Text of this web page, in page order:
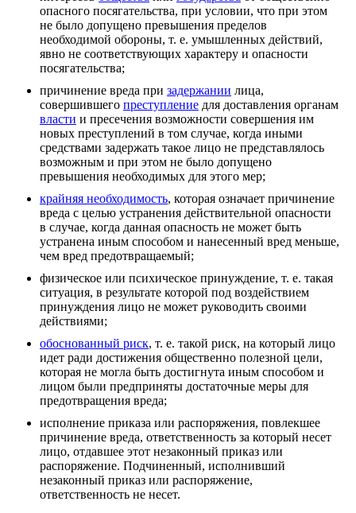
опасного посягательства, при условии, что при этом
не было допущено превышения пределов
необходимой обороны, т. е. умышленных действий,
явно не соответствующих характеру и опасности
посягательства;
причинение вреда при задержании лица,
совершившего преступление для доставления органам
власти и пресечения возможности совершения им
новых преступлений в том случае, когда иными
средствами задержать такое лицо не представлялось
возможным и при этом не было допущено
превышения необходимых для этого мер;
крайняя необходимость, которая означает причинение
вреда с целью устранения действительной опасности
в случае, когда данная опасность не может быть
устранена иным способом и нанесенный вред меньше,
чем вред предотвращаемый;
физическое или психическое принуждение, т. е. такая
ситуация, в результате которой под воздействием
принуждения лицо не может руководить своими
действиями;
обоснованный риск, т. е. такой риск, на который лицо
идет ради достижения общественно полезной цели,
которая не могла быть достигнута иным способом и
лицом были предприняты достаточные меры для
предотвращения вреда;
исполнение приказа или распоряжения, повлекшее
причинение вреда, ответственность за который несет
лицо, отдавшее этот незаконный приказ или
распоряжение. Подчиненный, исполнивший
незаконный приказ или распоряжение,
ответственность не несет.